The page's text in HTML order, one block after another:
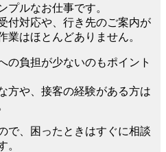
プルなお仕事です。
付対応や、行き先のご案内が
業はほとんどありません。
の負担が少ないのもポイント
方や、接客の経験がある方は
で、困ったときはすぐに相談
。